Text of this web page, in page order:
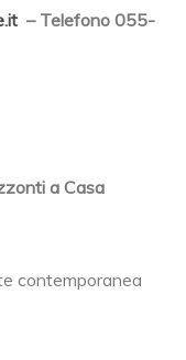
– Telefono 055-
a Casa
contemporanea